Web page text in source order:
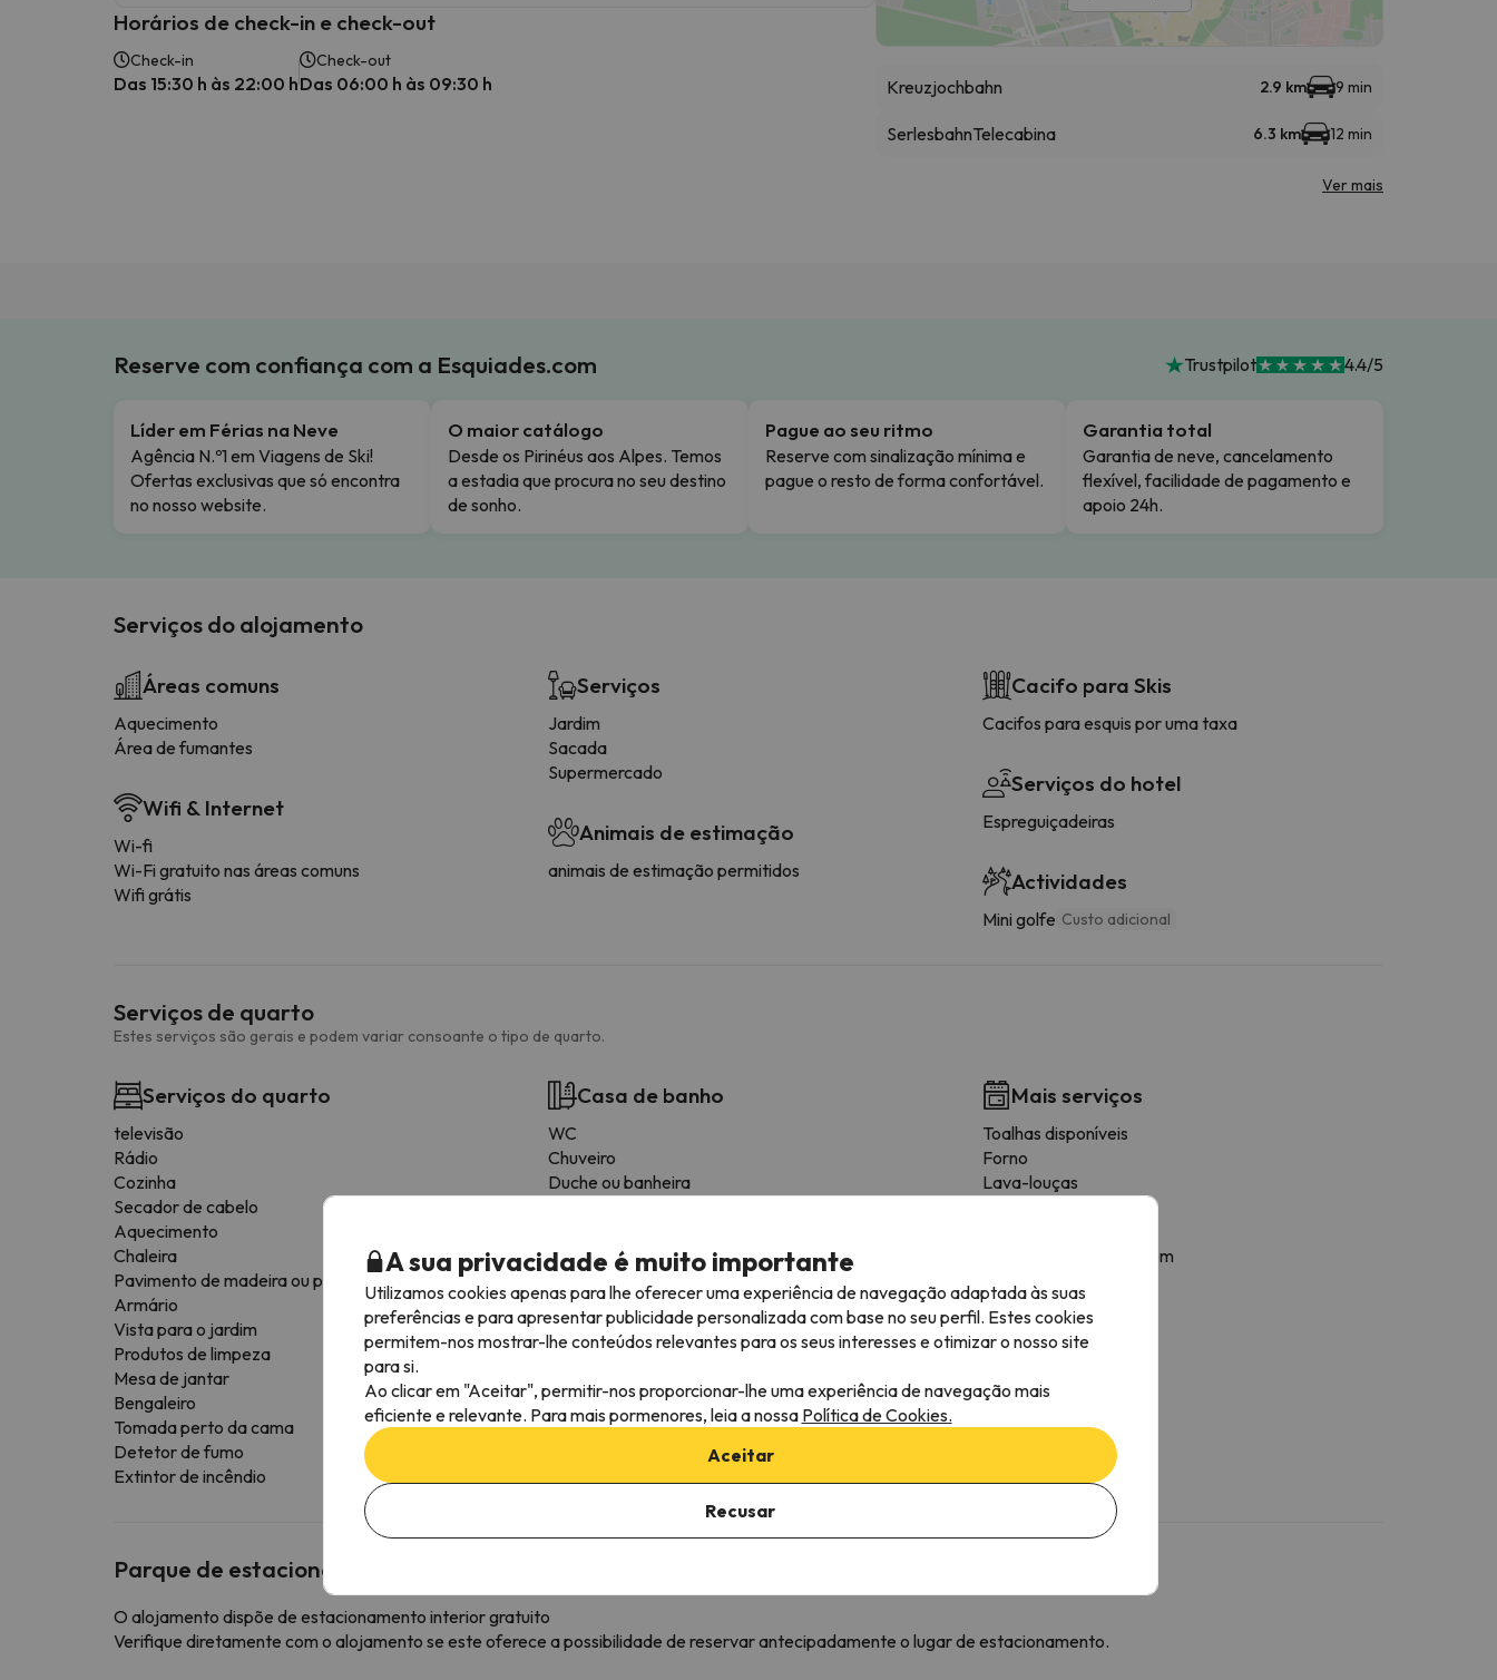
Horários de check-in e check-out
Check-in
Das 15:30 h às 22:00 h
Check-out
Das 06:00 h às 09:30 h Kreuzjochbahn 2.9 km 9 min
SerlesbahnTelecabina 6.3 km 12 min
Ver mais
Reserve com confiança com a Esquiades.com Trustpilot 4.4/5
Líder em Férias na Neve
Agência N.º1 em Viagens de Ski!
Ofertas exclusivas que só encontra
no nosso website.
O maior catálogo
Desde os Pirinéus aos Alpes. Temos
a estadia que procura no seu destino
de sonho.
Pague ao seu ritmo
Reserve com sinalização mínima e
pague o resto de forma confortável.
Garantia total
Garantia de neve, cancelamento
flexível, facilidade de pagamento e
apoio 24h.
Serviços do alojamento
Áreas comuns
Aquecimento
Área de fumantes
Wifi & Internet
Wi-fi
Wi-Fi gratuito nas áreas comuns
Wifi grátis
Serviços
Jardim
Sacada
Supermercado
Animais de estimação
animais de estimação permitidos
Cacifo para Skis
Cacifos para esquis por uma taxa
Serviços do hotel
Espreguiçadeiras
Actividades
Mini golfe Custo adicional
Serviços de quarto
Estes serviços são gerais e podem variar consoante o tipo de quarto.
Serviços do quarto
televisão
Rádio
Cozinha
Secador de cabelo
Aquecimento
Chaleira
Pavimento de madeira ou parquet
Armário
Vista para o jardim
Produtos de limpeza
Mesa de jantar
Bengaleiro
Tomada perto da cama
Detetor de fumo
Extintor de incêndio
Casa de banho
WC
Chuveiro
Duche ou banheira
Mais serviços
Toalhas disponíveis
Forno
Lava-louças
Cremalheira de secagem
Ustensiles de cuisine
Área de refeições
Fogões
Parque de estacionamento
O alojamento dispõe de estacionamento interior gratuito
Verifique diretamente com o alojamento se este oferece a possibilidade de reservar antecipadamente o lugar de estacionamento.
A sua privacidade é muito importante
Utilizamos cookies apenas para lhe oferecer uma experiência de navegação adaptada às suas
preferências e para apresentar publicidade personalizada com base no seu perfil. Estes cookies
permitem-nos mostrar-lhe conteúdos relevantes para os seus interesses e otimizar o nosso site
para si.
Ao clicar em "Aceitar", permitir-nos proporcionar-lhe uma experiência de navegação mais
eficiente e relevante. Para mais pormenores, leia a nossa Política de Cookies.
Aceitar
Recusar